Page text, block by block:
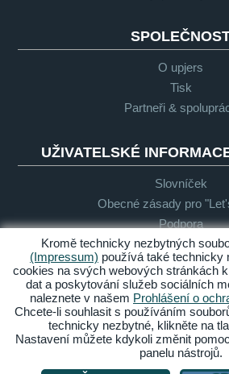
O upjers
Tisk
Partneři &
UŽIVATELSKÉ
Slovníček
Obecné zásady pro
Podpora
Impresum
Ochrana
osobních
údajů
Spravovat cookies
Kromě technicky nezbytných
(Impressum) používá také technicky
cookies na svých webových stránkách
dat a poskytování služeb sociálních
naleznete v našem Prohlášení o
Chcete-li souhlasit s používáním
technicky nezbytné, klikněte na
Nastavení můžete kdykoli změnit
panelu nástrojů.